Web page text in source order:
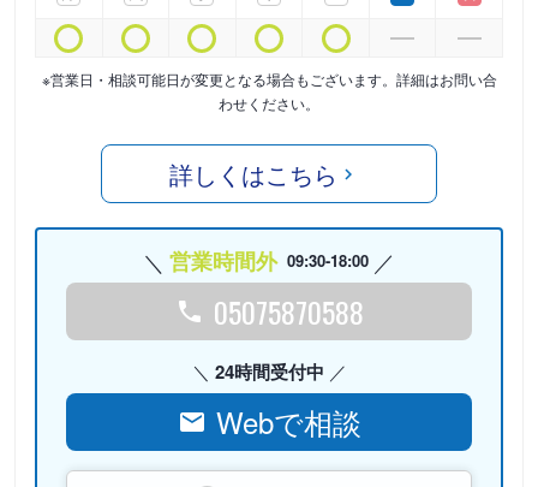
※営業日・相談可能日が変更となる場合もございます。詳細はお問い合
わせください。
詳しくはこちら
営業時間外 09:30-18:00
05075870588
24時間受付中
Webで相談